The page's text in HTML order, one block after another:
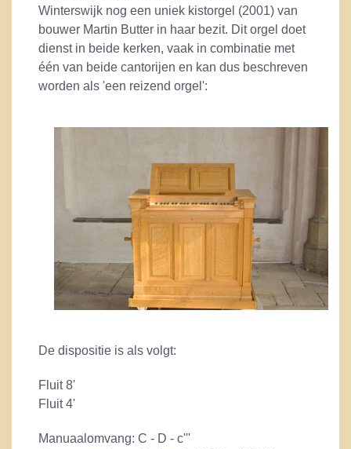
Winterswijk nog een uniek kistorgel (2001) van
bouwer Martin Butter in haar bezit. Dit orgel doet
dienst in beide kerken, vaak in combinatie met
één van beide cantorijen en kan dus beschreven
worden als 'een reizend orgel':
De dispositie is als volgt:
Fluit 8'
Fluit 4'
Manuaalomvang: C - D - c'''